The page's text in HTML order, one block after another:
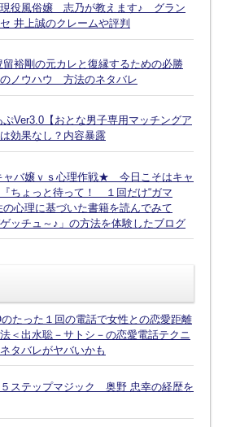
現役風俗嬢 志乃が教えます♪ グラン
井上誠のクレームや評判
裕剛の元カレと復縁するための必勝
ノウハウ 方法のネタバレ
Ver3.0【おとな男子専用マッチングア
効果なし？内容暴露
バ嬢ｖｓ心理作戦★ 今日こそはキャ
ちょっと待って！ １回だけ“ガマ
の心理に基づいた書籍を読んでみて
ッチュ～♪」の方法を体験したブログ
たった１回の電話で女性との恋愛距離
＜出水聡－サトシ－の恋愛電話テクニ
タバレがヤバいかも
ステップマジック 奥野 忠幸の経歴を